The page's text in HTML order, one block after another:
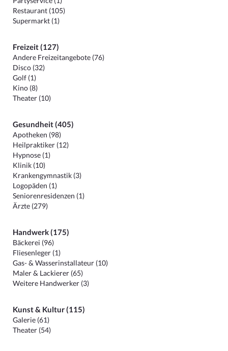
Restaurant (105)
Supermarkt (1)
Freizeit (127)
Andere Freizeitangebote (76)
Disco (32)
Golf (1)
Kino (8)
Theater (10)
Gesundheit (405)
Apotheken (98)
Heilpraktiker (12)
Hypnose (1)
Klinik (10)
Krankengymnastik (3)
Logopäden (1)
Seniorenresidenzen (1)
Ärzte (279)
Handwerk (175)
Bäckerei (96)
Fliesenleger (1)
Gas- & Wasserinstallateur (10)
Maler & Lackierer (65)
Weitere Handwerker (3)
Kunst & Kultur (115)
Galerie (61)
Theater (54)